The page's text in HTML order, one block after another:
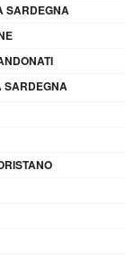
SARDEGNA
SARDEGNA